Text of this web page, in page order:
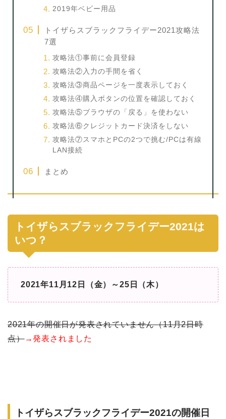
2019年ベビー用品
トイザらスブラックフライデー2021攻略法
7選
攻略法①事前に会員登録
攻略法②入力の手間を省く
攻略法③商品ページを一度表示しておく
攻略法④購入ボタンの位置を確認しておく
攻略法⑤ブラウザの「戻る」を使わない
攻略法⑥クレジットカード決済をしない
攻略法⑦スマホとPCの2つで挑む/PCは有線
LAN接続
まとめ
トイザらスブラックフライデー2021は
いつ？
2021年11月12日（金）～25日（木）
2021年の開催日が発表されていません（11月2日時
点）→発表されました
トイザらスブラックフライデー2021の開催日